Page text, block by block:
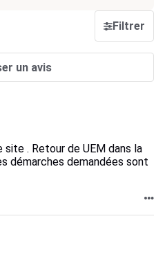
Filtrer
un avis
. Retour de UEM dans la
démarches demandées sont